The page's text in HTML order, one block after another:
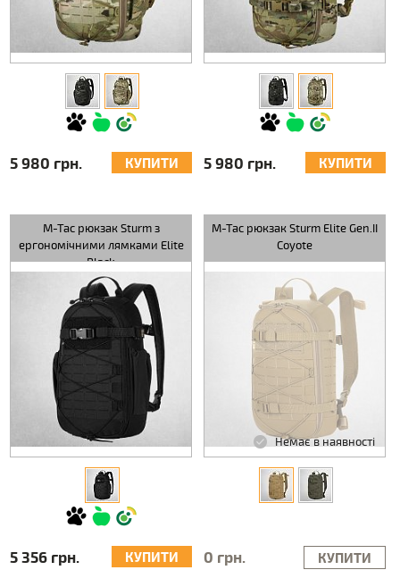
5 980 грн. КУПИТИ 5 980 грн. КУПИТИ
M-Tac рюкзак Sturm з
ергономічними лямками Elite
Black
5 356 грн. КУПИТИ
M-Tac рюкзак Sturm Elite Gen.II
Coyote
Немає в наявності
0 грн. КУПИТИ